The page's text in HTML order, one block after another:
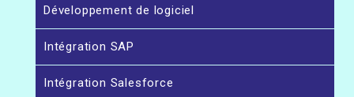
Développement de logiciel
Intégration SAP
Intégration Salesforce